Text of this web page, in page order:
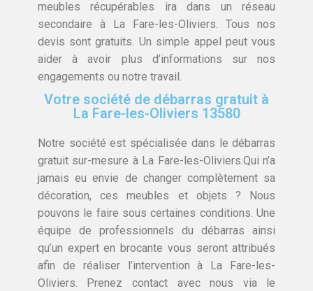
meubles récupérables ira dans un réseau
secondaire à La Fare-les-Oliviers. Tous nos
devis sont gratuits. Un simple appel peut vous
aider à avoir plus d’informations sur nos
engagements ou notre travail.
Votre société de débarras gratuit à
La Fare-les-Oliviers 13580
Notre société est spécialisée dans le débarras
gratuit sur-mesure à La Fare-les-Oliviers.Qui n’a
jamais eu envie de changer complètement sa
décoration, ces meubles et objets ? Nous
pouvons le faire sous certaines conditions. Une
équipe de professionnels du débarras ainsi
qu’un expert en brocante vous seront attribués
afin de réaliser l’intervention à La Fare-les-
Oliviers. Prenez contact avec nous via le